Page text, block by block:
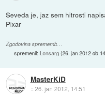
Seveda je, jaz sem hitrosti
Pixar
Zgodovina sprememb…
spremenil: Lonsarg(26. jan 2012 ob
MasterKiD
::26. jan 2012, 14:51